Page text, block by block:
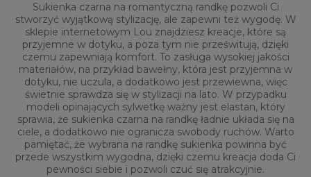
Sukienka czarna na romantyczną randkę pozwoli Ci
stworzyć wyjątkową stylizację, ale zapewni też wygodę. W
sklepie internetowym Lou znajdziesz kreacje, które są
przyjemne w dotyku, a poza tym nie prześwitują, dzięki
czemu zapewniają komfort. To zasługa wysokiej jakości
materiałów, na przykład bawełny, która jest przyjemna w
dotyku, nie uczula, a dodatkowo jest przewiewna, więc
świetnie sprawdza się w stylizacji na lato. W przypadku
modeli opinających sylwetkę ważny jest elastan, który
sprawia, że sukienka czarna na randkę ładnie układa się na
ciele, a dodatkowo nie ogranicza swobody ruchów. Warto
pamiętać, że wybrana na randkę sukienka powinna być
przede wszystkim wygodna, dzięki czemu kreacja doda Ci
pewności siebie i pozwoli czuć się atrakcyjnie.